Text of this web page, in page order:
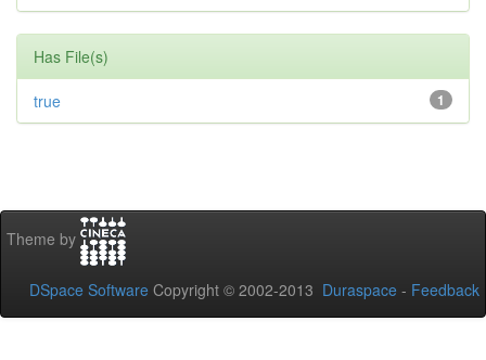
Has File(s)
1
true
Theme by
DSpace Software Copyright © 2002-2013 Duraspace - Feedback